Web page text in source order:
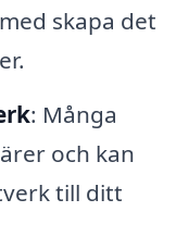
skapa det
: Många
och kan
till ditt